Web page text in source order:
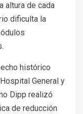
altura de cada
dificulta la
histórico
General y
Dipp realizó
de reducción